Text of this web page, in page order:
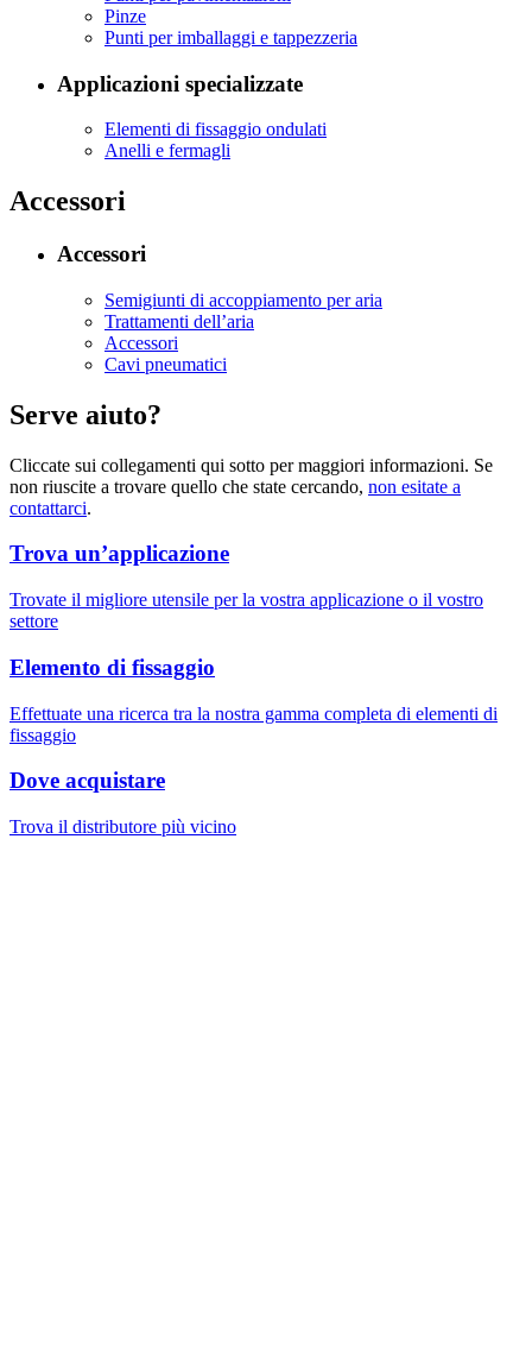
Pinze
Punti per imballaggi e tappezzeria
Applicazioni specializzate
Elementi di fissaggio ondulati
Anelli e fermagli
Accessori
Accessori
Semigiunti di accoppiamento per aria
Trattamenti dell’aria
Accessori
Cavi pneumatici
Serve aiuto?
Cliccate sui collegamenti qui sotto per maggiori informazioni. Se
non riuscite a trovare quello che state cercando, non esitate a
contattarci.
Trova un’applicazione
Trovate il migliore utensile per la vostra applicazione o il vostro
settore
Elemento di fissaggio
Effettuate una ricerca tra la nostra gamma completa di elementi di
fissaggio
Dove acquistare
Trova il distributore più vicino